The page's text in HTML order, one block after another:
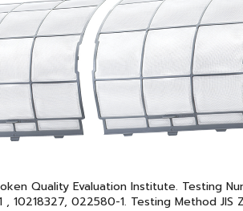
Quality Evaluation Institute. Testing
10218327, 022580-1. Testing Method JIS